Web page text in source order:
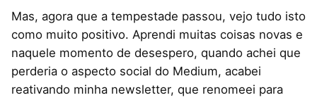
Mas, agora que a tempestade passou, vejo tudo isto
como muito positivo. Aprendi muitas coisas novas e
naquele momento de desespero, quando achei que
perderia o aspecto social do Medium, acabei
reativando minha newsletter, que renomeei para